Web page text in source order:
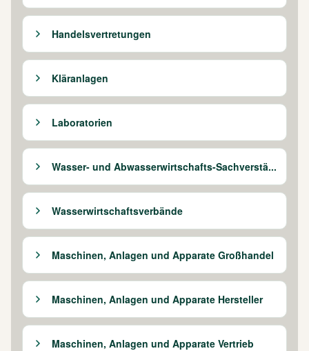
Handelsvertretungen
Kläranlagen
Laboratorien
Wasser- und Abwasserwirtschafts-Sachverstä...
Wasserwirtschaftsverbände
Maschinen, Anlagen und Apparate Großhandel
Maschinen, Anlagen und Apparate Hersteller
Maschinen, Anlagen und Apparate Vertrieb